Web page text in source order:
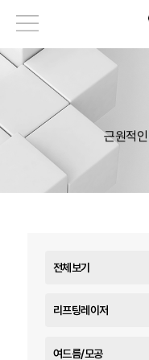
근원적
전체보기
리프팅레이저
여드름/모공